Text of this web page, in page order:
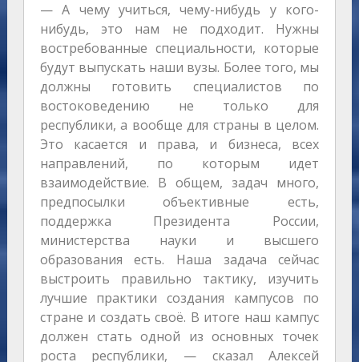
— А чему учиться, чему-нибудь у кого-
нибудь, это нам не подходит. Нужны
востребованные специальности, которые
будут выпускать наши вузы. Более того, мы
должны готовить специалистов по
востоковедению не только для
республики, а вообще для страны в целом.
Это касается и права, и бизнеса, всех
направлений, по которым идет
взаимодействие. В общем, задач много,
предпосылки объективные есть,
поддержка Президента России,
министерства науки и высшего
образования есть. Наша задача сейчас
выстроить правильно тактику, изучить
лучшие практики создания кампусов по
стране и создать своё. В итоге наш кампус
должен стать одной из основных точек
роста республики, — сказал Алексей